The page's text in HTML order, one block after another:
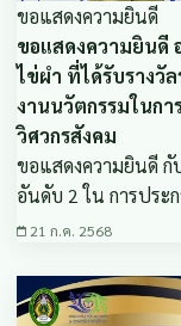
ขอแสดงความยินดี
ขอแสดงความยินดี
ไข่ผำ ที่ได้รับรางวั
งานนวัตกรรมในก
วิศวกรสังคม
ขอแสดงความยินดี กั
อันดับ 2 ใน การประ
21 ก.ค. 2568